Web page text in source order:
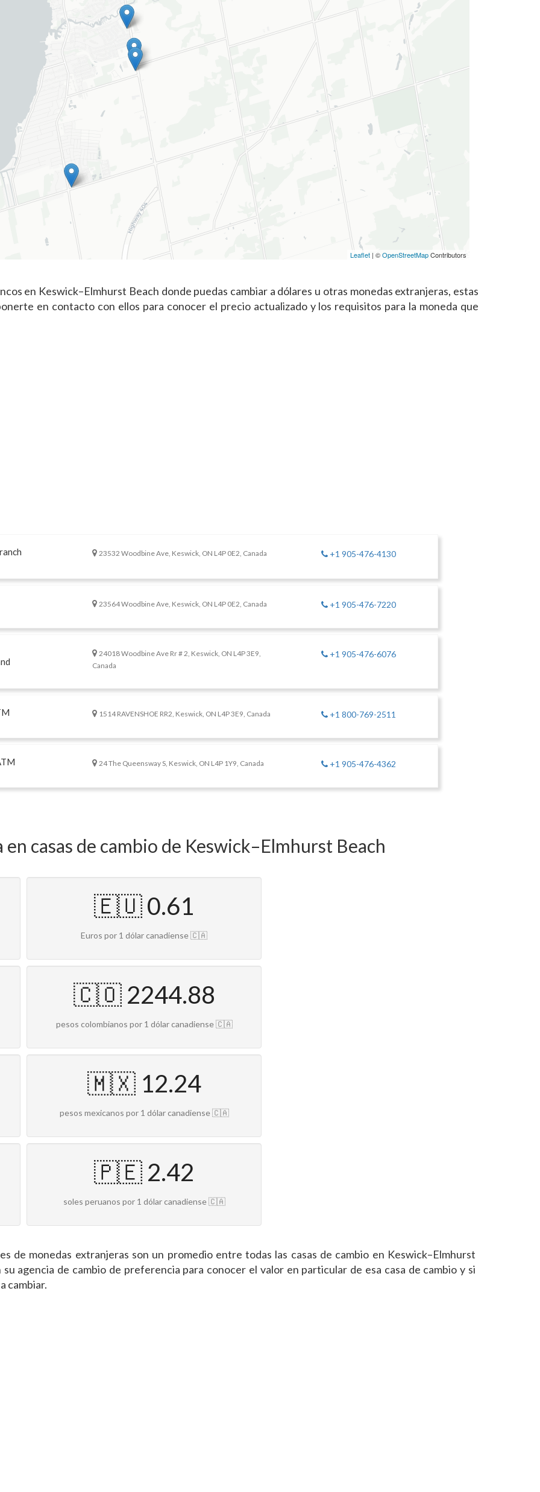
Leaflet | ©OpenStreetMapContributors
en Keswick–Elmhurst Beach donde puedas cambiar a dólares u otras monedas extranjeras, estas
en contacto con ellos para conocer el precio actualizado y los requisitos para la moneda que
23532 Woodbine Ave, Keswick, ON L4P 0E2, Canada +1 905-476-4130
23564 Woodbine Ave, Keswick, ON L4P 0E2, Canada +1 905-476-7220
24018 Woodbine Ave Rr # 2, Keswick, ON L4P 3E9,
Canada
+1 905-476-6076
1514 RAVENSHOE RR2, Keswick, ON L4P 3E9, Canada +1 800-769-2511
24 The Queensway S, Keswick, ON L4P 1Y9, Canada +1 905-476-4362
casas de cambio de Keswick–Elmhurst Beach
🇪🇺 0.61
Euros por 1 dólar canadiense 🇨🇦
🇨🇴 2244.88
pesos colombianos por 1 dólar canadiense 🇨🇦
🇲🇽 12.24
pesos mexicanos por 1 dólar canadiense 🇨🇦
🇵🇪 2.42
soles peruanos por 1 dólar canadiense 🇨🇦
de monedas extranjeras son un promedio entre todas las casas de cambio en Keswick–Elmhurst
agencia de cambio de preferencia para conocer el valor en particular de esa casa de cambio y si
cambiar.